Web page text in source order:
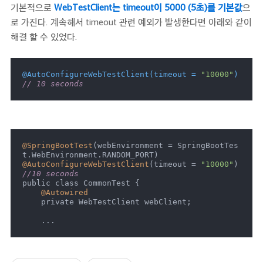
기본적으로 WebTestClient는 timeout이 5000 (5초)를 기본값으
로 가진다. 계속해서 timeout 관련 예외가 발생한다면 아래와 같이
해결 할 수 있었다.
@AutoConfigureWebTestClient(timeout = "10000" )
// 10 seconds
@SpringBootTest (webEnvironment = SpringBootTes
@AutoConfigureWebTestClient (timeout = "10000"
//10 seconds
public class CommonTest {
@Autowired
    ...